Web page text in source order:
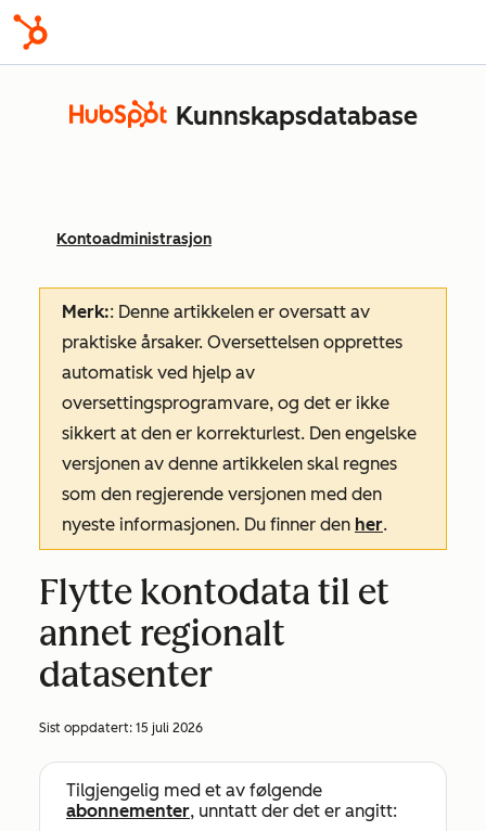
Kunnskapsdatabase
Kontoadministrasjon
Merk:: Denne artikkelen er oversatt av
praktiske årsaker. Oversettelsen opprettes
automatisk ved hjelp av
oversettingsprogramvare, og det er ikke
sikkert at den er korrekturlest. Den engelske
versjonen av denne artikkelen skal regnes
som den regjerende versjonen med den
nyeste informasjonen. Du finner den her.
Flytte kontodata til et
annet regionalt
datasenter
Sist oppdatert: 15 juli 2026
Tilgjengelig med et av følgende
abonnementer, unntatt der det er angitt: